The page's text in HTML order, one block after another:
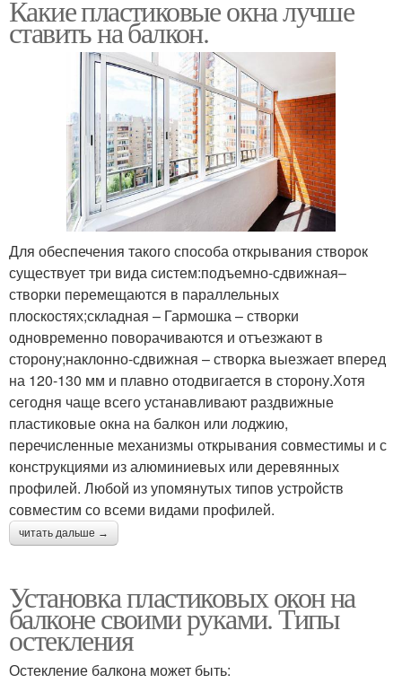
Какие пластиковые окна лучше
ставить на балкон.
Для обеспечения такого способа открывания створок
существует три вида систем:подъемно-сдвижная–
створки перемещаются в параллельных
плоскостях;складная – Гармошка – створки
одновременно поворачиваются и отъезжают в
сторону;наклонно-сдвижная – створка выезжает вперед
на 120-130 мм и плавно отодвигается в сторону.Хотя
сегодня чаще всего устанавливают раздвижные
пластиковые окна на балкон или лоджию,
перечисленные механизмы открывания совместимы и с
конструкциями из алюминиевых или деревянных
профилей. Любой из упомянутых типов устройств
совместим со всеми видами профилей.
читать дальше →
Установка пластиковых окон на
балконе своими руками. Типы
остекления
Остекление балкона может быть: